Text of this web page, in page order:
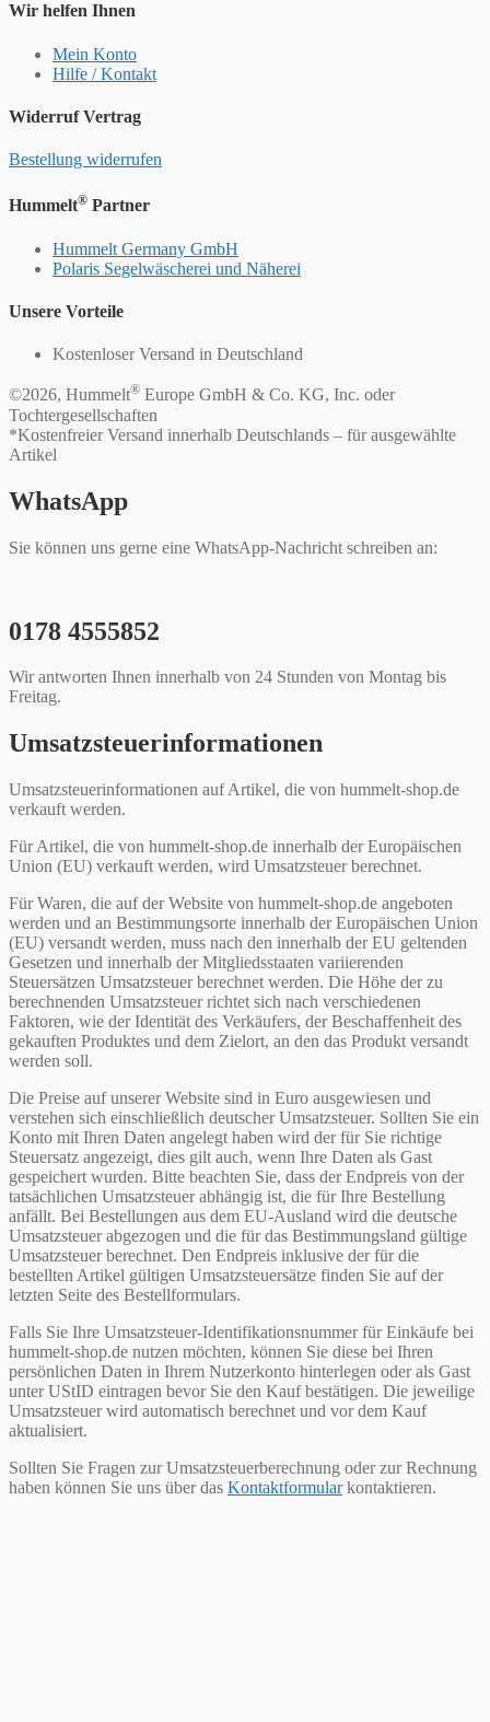
Wir helfen Ihnen
Mein Konto
Hilfe / Kontakt
Widerruf Vertrag
Bestellung widerrufen
Hummelt® Partner
Hummelt Germany GmbH
Polaris Segelwäscherei und Näherei
Unsere Vorteile
Kostenloser Versand in Deutschland
©2026, Hummelt® Europe GmbH & Co. KG, Inc. oder
Tochtergesellschaften
*Kostenfreier Versand innerhalb Deutschlands – für ausgewählte
Artikel
WhatsApp
Sie können uns gerne eine WhatsApp-Nachricht schreiben an:
0178 4555852
Wir antworten Ihnen innerhalb von 24 Stunden von Montag bis
Freitag.
Umsatzsteuerinformationen
Umsatzsteuerinformationen auf Artikel, die von hummelt-shop.de
verkauft werden.
Für Artikel, die von hummelt-shop.de innerhalb der Europäischen
Union (EU) verkauft werden, wird Umsatzsteuer berechnet.
Für Waren, die auf der Website von hummelt-shop.de angeboten
werden und an Bestimmungsorte innerhalb der Europäischen Union
(EU) versandt werden, muss nach den innerhalb der EU geltenden
Gesetzen und innerhalb der Mitgliedsstaaten variierenden
Steuersätzen Umsatzsteuer berechnet werden. Die Höhe der zu
berechnenden Umsatzsteuer richtet sich nach verschiedenen
Faktoren, wie der Identität des Verkäufers, der Beschaffenheit des
gekauften Produktes und dem Zielort, an den das Produkt versandt
werden soll.
Die Preise auf unserer Website sind in Euro ausgewiesen und
verstehen sich einschließlich deutscher Umsatzsteuer. Sollten Sie ein
Konto mit Ihren Daten angelegt haben wird der für Sie richtige
Steuersatz angezeigt, dies gilt auch, wenn Ihre Daten als Gast
gespeichert wurden. Bitte beachten Sie, dass der Endpreis von der
tatsächlichen Umsatzsteuer abhängig ist, die für Ihre Bestellung
anfällt. Bei Bestellungen aus dem EU-Ausland wird die deutsche
Umsatzsteuer abgezogen und die für das Bestimmungsland gültige
Umsatzsteuer berechnet. Den Endpreis inklusive der für die
bestellten Artikel gültigen Umsatzsteuersätze finden Sie auf der
letzten Seite des Bestellformulars.
Falls Sie Ihre Umsatzsteuer-Identifikationsnummer für Einkäufe bei
hummelt-shop.de nutzen möchten, können Sie diese bei Ihren
persönlichen Daten in Ihrem Nutzerkonto hinterlegen oder als Gast
unter UStID eintragen bevor Sie den Kauf bestätigen. Die jeweilige
Umsatzsteuer wird automatisch berechnet und vor dem Kauf
aktualisiert.
Sollten Sie Fragen zur Umsatzsteuerberechnung oder zur Rechnung
haben können Sie uns über das Kontaktformularkontaktieren.